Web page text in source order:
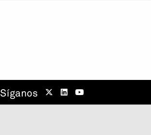
Síganos